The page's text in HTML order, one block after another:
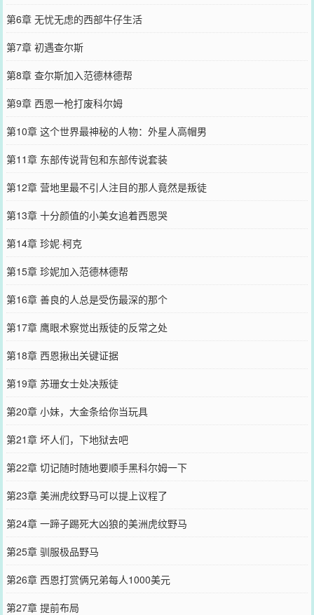
第6章 无忧无虑的西部牛仔生活
第7章 初遇查尔斯
第8章 查尔斯加入范德林德帮
第9章 西恩一枪打废科尔姆
第10章 这个世界最神秘的人物：外星人高帽男
第11章 东部传说背包和东部传说套装
第12章 营地里最不引人注目的那人竟然是叛徒
第13章 十分颜值的小美女追着西恩哭
第14章 珍妮·柯克
第15章 珍妮加入范德林德帮
第16章 善良的人总是受伤最深的那个
第17章 鹰眼术察觉出叛徒的反常之处
第18章 西恩揪出关键证据
第19章 苏珊女士处决叛徒
第20章 小妹，大金条给你当玩具
第21章 坏人们，下地狱去吧
第22章 切记随时随地要顺手黑科尔姆一下
第23章 美洲虎纹野马可以提上议程了
第24章 一蹄子踢死大凶狼的美洲虎纹野马
第25章 驯服极品野马
第26章 西恩打赏俩兄弟每人1000美元
第27章 提前布局